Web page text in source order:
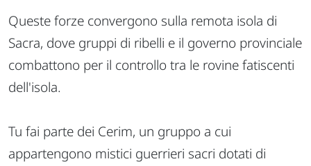
Queste forze convergono sulla remota isola di
Sacra, dove gruppi di ribelli e il governo provinciale
combattono per il controllo tra le rovine fatiscenti
dell'isola.
Tu fai parte dei Cerim, un gruppo a cui
appartengono mistici guerrieri sacri dotati di